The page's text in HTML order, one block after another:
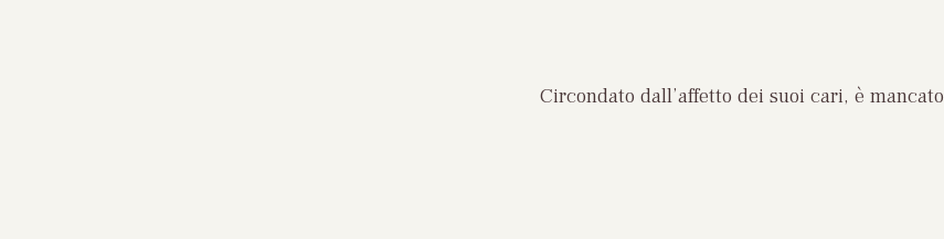
Circondato dall’affetto dei suoi cari, è mancato